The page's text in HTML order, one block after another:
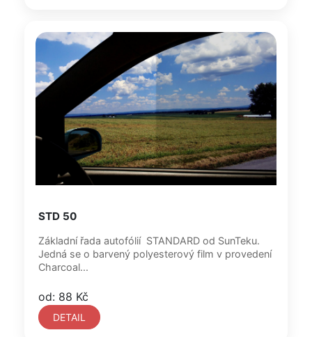
STD 50
Základní řada autofólií STANDARD od SunTeku.
Jedná se o barvený polyesterový film v provedení
Charcoal...
od: 88 Kč
DETAIL